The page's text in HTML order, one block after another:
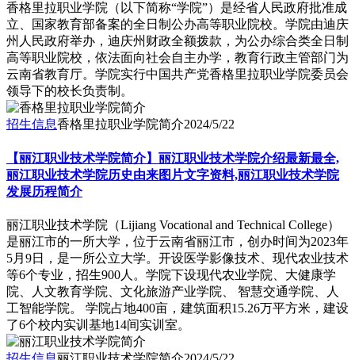
香格里拉职业学院（以下简称“学院”）是经省人民政府批准成
立、国家教育部备案的全日制公办高等职业院校。学院由迪庆
州人民政府举办，迪庆州财政全额拨款，为公办综合类全日制
高等职业院校，依法面向社会自主办学，教育行政主管部门为
云南省教育厅。学院实行中国共产党香格里拉职业学院委员会
领导下的校长负责制。
招生信息香格里拉职业学院简介2024/5/22
【丽江职业技术学院简介】丽江职业技术学院介绍最新最全,
丽江职业技术学院历史由来图片文字资料,丽江职业技术学院
发展历程简介
丽江职业技术学院（Lijiang Vocational and Technical College）
是丽江市的一所大学，位于云南省丽江市，创办时间为2023年
5月9日，是一所公立大学。开设医学影像技术、现代农业技术
等6个专业，招生900人。学院下设现代农业学院、大健康学
院、人文教育学院、文化旅游产业学院、 智慧交通学院、人
工智能学院。 学院占地400亩，建筑面积15.26万平方米，建设
了6个校内实训基地14间实训室。